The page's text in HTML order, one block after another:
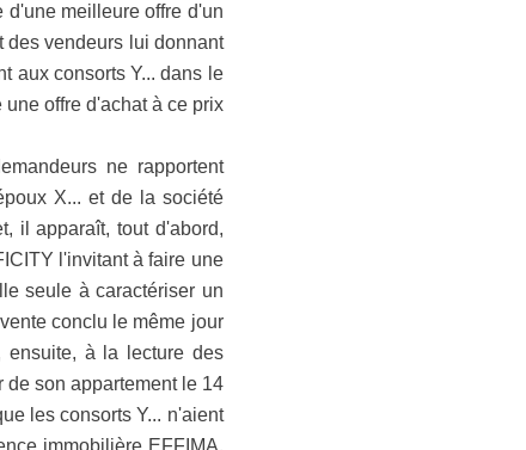
d'une meilleure offre d'un
des vendeurs lui donnant
aux consorts Y... dans le
offre d'achat à ce prix
ne rapportent
X... et de la société
il apparaît, tout d'abord,
l'invitant à faire une
seule à caractériser un
conclu le même jour
ensuite, à la lecture des
de son appartement le 14
les consorts Y... n'aient